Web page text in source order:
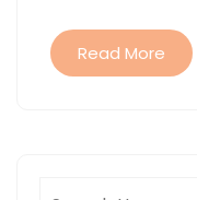
Read More